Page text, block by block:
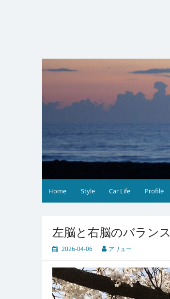
Home Style Car Life Profile
左脳と右脳のバランス
2026-04-06 アリュー